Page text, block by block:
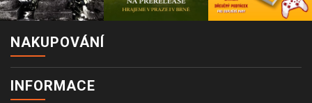
NAKUPOVÁNÍ
INFORMACE